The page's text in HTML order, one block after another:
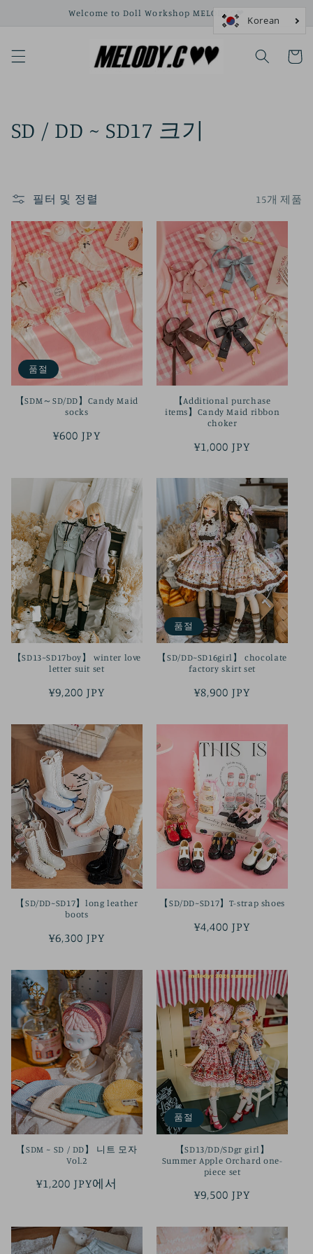
뛰기
Welcome to Doll Workshop MELODY.C❤
카
트
컬
SD / DD ~ SD17 크기
필터 및 정렬 15개 제품
품절
【SDM～SD/DD】Candy Maid
socks
정
¥600 JPY
【Additional purchase
items】Candy Maid ribbon
choker
정
¥1,000 JPY
【SD13~SD17boy】 winter love
letter suit set
정
¥9,200 JPY
품절
【SD/DD~SD16girl】 chocolate
factory skirt set
정
¥8,900 JPY
【SD/DD~SD17】long leather
boots
정
¥6,300 JPY
【SD/DD~SD17】T-strap shoes
정
¥4,400 JPY
【SDM ~ SD / DD】 니트 모자
Vol.2
정
¥1,200 JPY에서
품절
【SD13/DD/SDgr girl】
Summer Apple Orchard one-
piece set
정
¥9,500 JPY